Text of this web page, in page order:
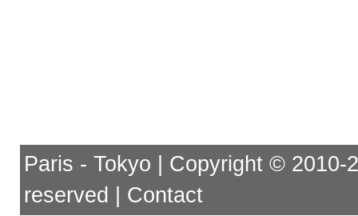
Paris - Tokyo | Copyright ©
reserved | Contact